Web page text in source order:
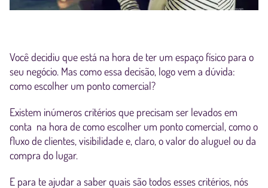
Você decidiu que está na hora de ter um espaço físico para o
seu negócio. Mas como essa decisão, logo vem a dúvida:
como escolher um ponto comercial?
Existem inúmeros critérios que precisam ser levados em
conta na hora de como escolher um ponto comercial, como o
fluxo de clientes, visibilidade e, claro, o valor do aluguel ou da
compra do lugar.
E para te ajudar a saber quais são todos esses critérios, nós